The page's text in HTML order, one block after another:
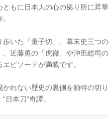
もに日本人の心の拠り所に昇華
いた「童子切」、幕末史三つの
近藤勇の「虎徹」や沖田総司の
ピソードが満載です。
れない歴史の裏側を独特の切り
本刀”奇譚。